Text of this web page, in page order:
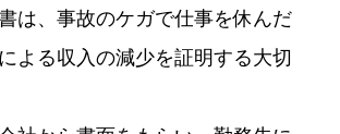
は、事故のケガで仕事を休んだ
よる収入の減少を証明する大切